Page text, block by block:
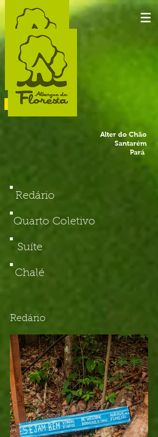
RESERVE JÁ
Alter do Chão
Santarém
Pará
Redário
Quarto Coletivo
Suíte
Chalé
Redário